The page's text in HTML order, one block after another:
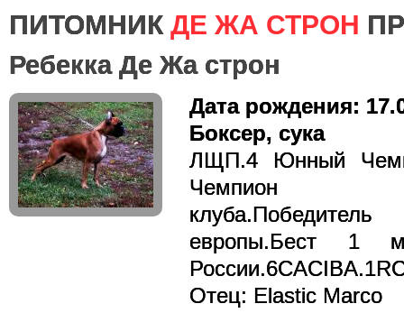
ПИТОМНИК ДЕ ЖА СТРОН
Ребекка Де Жа строн
Дата рождения:
Боксер, сука
ЛЩП.4 Юнный
Чемпион
европы.Бест 1
Отец: Elastic Marco